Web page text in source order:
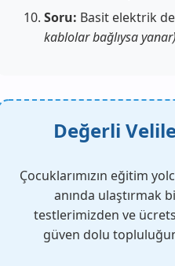
Soru: Basit elektrik
kablolar bağlıysa yanar)
Değerli
Çocuklarımızın eğitim
anında ulaştırmak
testlerimizden ve
güven dolu